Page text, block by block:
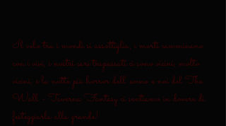
Il velo tra i mondi si assottiglia, i morti camminano
con i vivi, i nostri cari trapassati ci sono vicini, molto
vicini, è la notte più horror dell' anno e noi del The
Wall - Taverna Fantasy ci sentiamo in dovere di
festeggiarla alla grande!